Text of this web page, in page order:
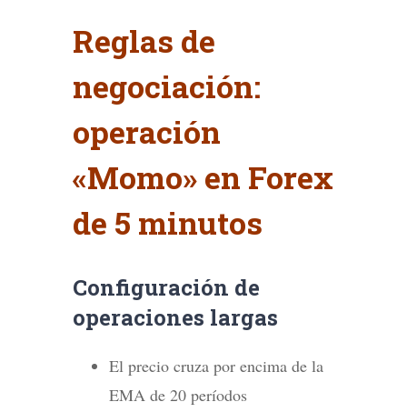
Reglas de
negociación:
operación
«Momo» en Forex
de 5 minutos
Configuración de
operaciones largas
El precio cruza por encima de la
EMA de 20 períodos